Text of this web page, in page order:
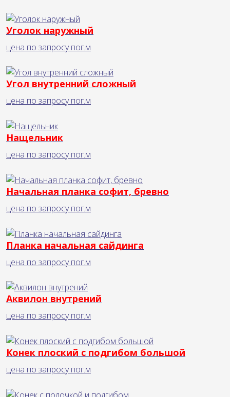
Уголок наружный
цена по запросу пог.м
Угол внутренний сложный
цена по запросу пог.м
Нащельник
цена по запросу пог.м
Начальная планка софит, бревно
цена по запросу пог.м
Планка начальная сайдинга
цена по запросу пог.м
Аквилон внутрений
цена по запросу пог.м
Конек плоский с подгибом большой
цена по запросу пог.м